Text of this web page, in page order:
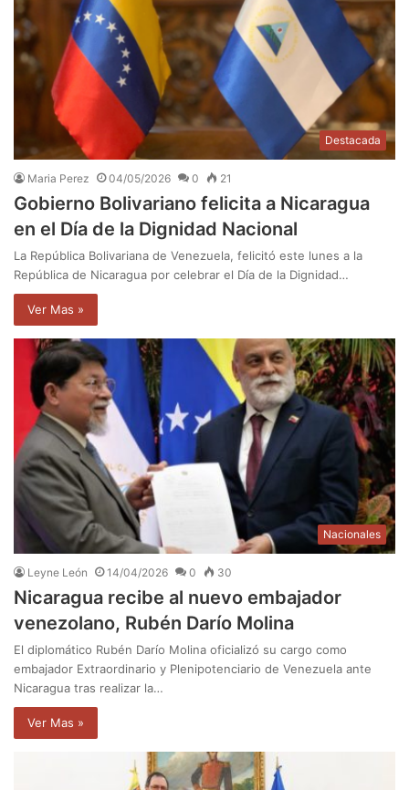
Destacada
Maria Perez 04/05/2026 0 21
Gobierno Bolivariano felicita a Nicaragua
en el Día de la Dignidad Nacional
La República Bolivariana de Venezuela, felicitó este lunes a la
República de Nicaragua por celebrar el Día de la Dignidad…
Ver Mas »
Nacionales
Leyne León 14/04/2026 0 30
Nicaragua recibe al nuevo embajador
venezolano, Rubén Darío Molina
El diplomático Rubén Darío Molina oficializó su cargo como
embajador Extraordinario y Plenipotenciario de Venezuela ante
Nicaragua tras realizar la…
Ver Mas »